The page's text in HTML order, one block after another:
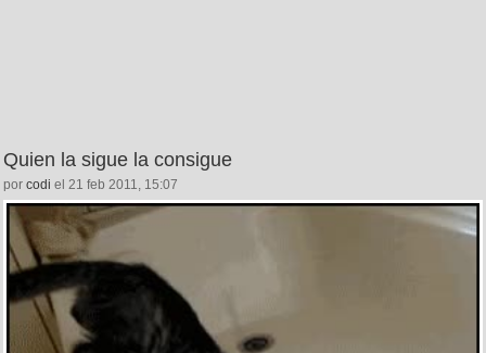
Quien la sigue la consigue
por codi el 21 feb 2011, 15:07